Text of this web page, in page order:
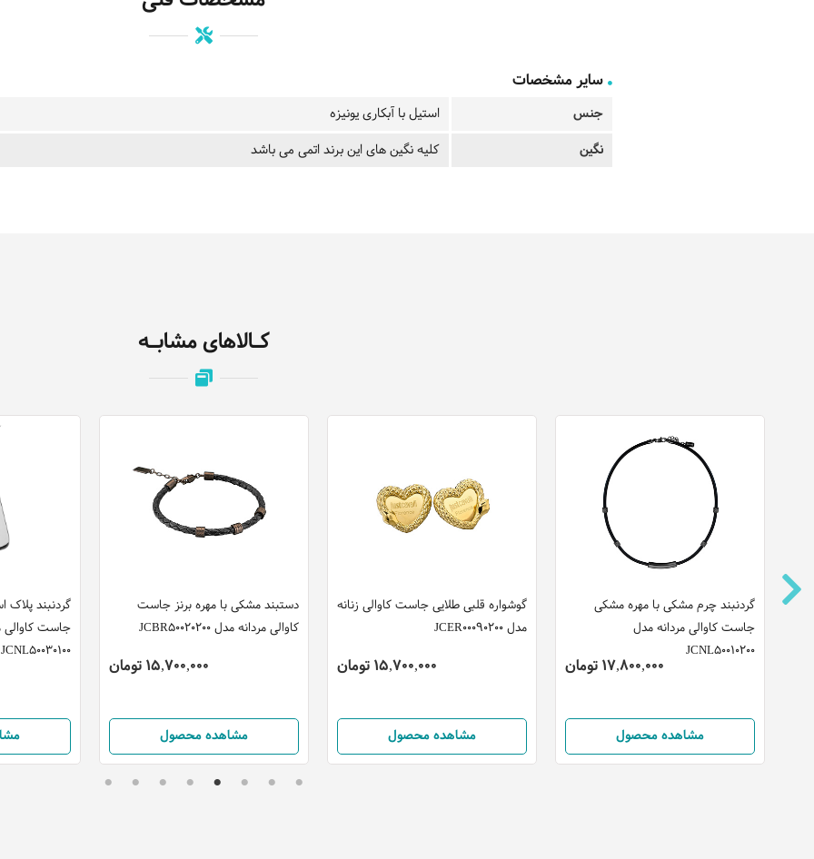
سایر مشخصات
جنس
استیل با آبکاری یونیزه
نگین
کلیه نگین های این برند اتمی می باشد
کـالاهای مشابـه
گردنبند
جاست کاوالی
JCNL50030100
دستبند مشکی با مهره برنز جاست
کاوالی مردانه مدل JCBR50020200
15,700,000 تومان
مشاهده محصول
گوشواره قلبی طلایی جاست کاوالی زنانه
مدل JCER00090200
15,700,000 تومان
مشاهده محصول
گردنبند چرم مشکی با مهره مشکی
جاست کاوالی مردانه مدل
JCNL50010200
17,800,000 تومان
مشاهده محصول